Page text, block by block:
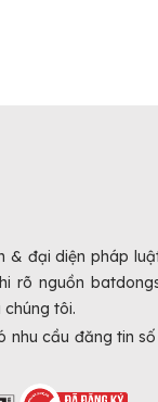
& đại diện pháp
rõ nguồn
chúng tôi.
nhu cầu đăng tin